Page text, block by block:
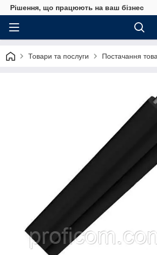
Рішення, що працюють на ваш бізнес
Товари та послуги Постачання